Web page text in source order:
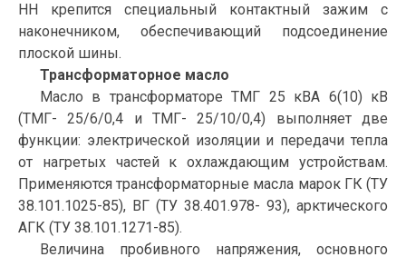
НН крепится специальный контактный зажим с
наконечником, обеспечивающий подсоединение
плоской шины.
Трансформаторное масло
Масло в трансформаторе ТМГ 25 кВА 6(10) кВ
(ТМГ- 25/6/0,4 и ТМГ- 25/10/0,4) выполняет две
функции: электрической изоляции и передачи тепла
от нагретых частей к охлаждающим устройствам.
Применяются трансформаторные масла марок ГК (ТУ
38.101.1025-85), ВГ (ТУ 38.401.978- 93), арктического
АГК (ТУ 38.101.1271-85).
Величина пробивного напряжения, основного